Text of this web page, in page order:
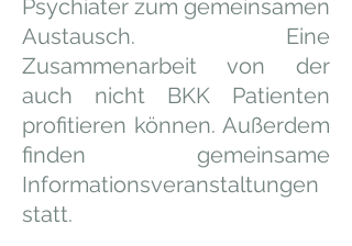
Psychiater zum gemeinsamen
Austausch. Eine
Zusammenarbeit von der
auch nicht BKK Patienten
profitieren können. Außerdem
finden gemeinsame
Informationsveranstaltungen
statt.